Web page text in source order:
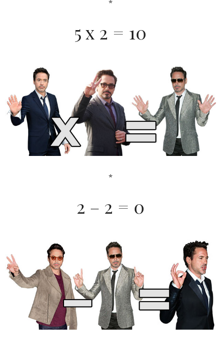
*
5 x 2 = 10
*
2 – 2 = 0